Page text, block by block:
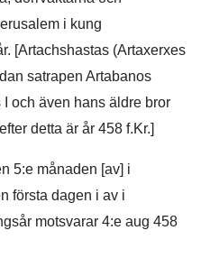
i kung
[Artachshastas (Artaxerxes
satrapen Artabanos
och även hans äldre bror
detta är år 458 f.Kr.]
5:e månaden [av] i
första dagen i av i
motsvarar 4:e aug 458